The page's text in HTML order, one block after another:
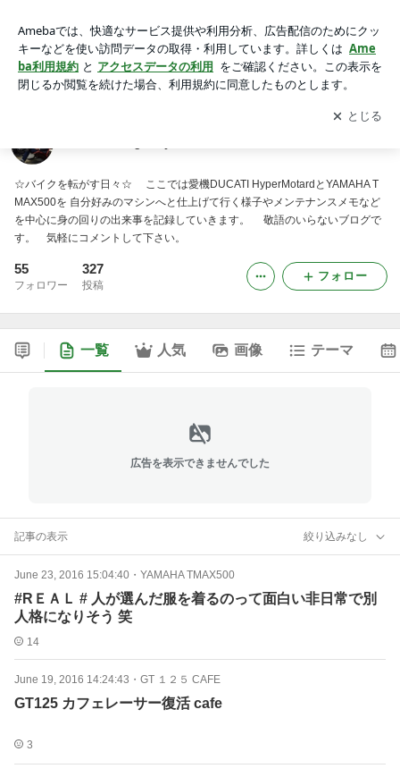
アプリをダウンロードして ブログの更新通知
を受け取りまし
ょう。
開く
☆バイクを転がす日々☆ ここでは愛機DUCATI HyperMotardとYAMAHA T
MAX500を 自分好みのマシンへと仕上げて行く様子やメンテナンスメモなど
を中心に身の回りの出来事を記録していきます。 敬語のいらないブログで
す。 気軽にコメントして下さい。
55
フォロワー
327
投稿
フォロー
一覧 人気 画像 テーマ
広告を表示できませんでした
記事の表示 絞り込みなし
June 23, 2016 15:04:40 ・ YAMAHA TMAX500
#RＥＡＬ # 人が選んだ服を着るのって面白い非日常で別
人格になりそう 笑
14
June 19, 2016 14:24:43 ・ GT １２５ CAFE
GT125 カフェレーサー復活 cafe
3